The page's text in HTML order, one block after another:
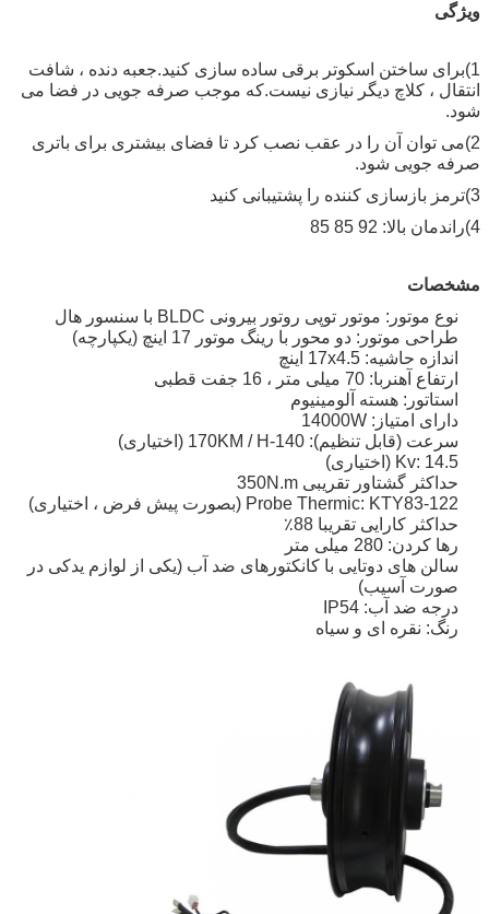
ویژگی
1)برای ساختن اسکوتر برقی ساده سازی کنید.جعبه دنده ، شافت
انتقال ، کلاچ دیگر نیازی نیست.که موجب صرفه جویی در فضا می
شود.
2)می توان آن را در عقب نصب کرد تا فضای بیشتری برای باتری
صرفه جویی شود.
3)ترمز بازسازی کننده را پشتیبانی کنید
4)راندمان بالا: 92 85 85
مشخصات
نوع موتور: موتور توپی روتور بیرونی BLDC با سنسور هال
طراحی موتور: دو محور با رینگ موتور 17 اینچ (یکپارچه)
اندازه حاشیه: 17x4.5 اینچ
ارتفاع آهنربا: 70 میلی متر ، 16 جفت قطبی
استاتور: هسته آلومینیوم
دارای امتیاز: 14000W
سرعت (قابل تنظیم): 140-170KM / H (اختیاری)
Kv: 14.5 (اختیاری)
حداکثر گشتاور تقریبی 350N.m
Probe Thermic: KTY83-122 (بصورت پیش فرض ، اختیاری)
حداکثر کارایی تقریبا 88٪
رها کردن: 280 میلی متر
سالن های دوتایی با کانکتورهای ضد آب (یکی از لوازم یدکی در
صورت آسیب)
درجه ضد آب: IP54
رنگ: نقره ای و سیاه